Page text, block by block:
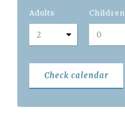
Adults Children